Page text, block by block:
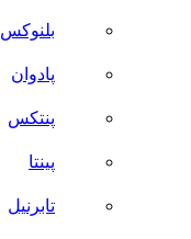
بلنوکس
پادوان
پنتکس
پینتا
تابرنیل